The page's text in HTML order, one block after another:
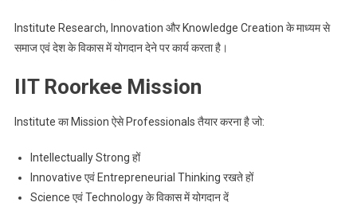
Institute Research, Innovation और Knowledge Creation के माध्यम से
समाज एवं देश के विकास में योगदान देने पर कार्य करता है।
IIT Roorkee Mission
Institute का Mission ऐसे Professionals तैयार करना है जो:
Intellectually Strong हों
Innovative एवं Entrepreneurial Thinking रखते हों
Science एवं Technology के विकास में योगदान दें